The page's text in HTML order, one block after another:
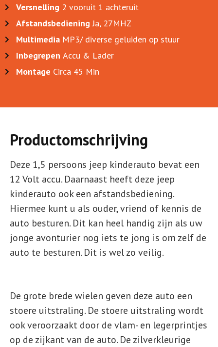
Versnelling 2 vooruit 1 achteruit
AfstandsbedieningJa, 27MHZ
Multimedia MP3/ diverse geluiden op stuur
Inbegrepen Accu & Lader
Montage Circa 45 Min
Productomschrijving
Deze 1,5 persoons jeep kinderauto bevat een
12 Volt accu. Daarnaast heeft deze jeep
kinderauto ook een afstandsbediening.
Hiermee kunt u als ouder, vriend of kennis de
auto besturen. Dit kan heel handig zijn als uw
jonge avonturier nog iets te jong is om zelf de
auto te besturen. Dit is wel zo veilig.
De grote brede wielen geven deze auto een
stoere uitstraling. De stoere uitstraling wordt
ook veroorzaakt door de vlam- en legerprintjes
op de zijkant van de auto. De zilverkleurige